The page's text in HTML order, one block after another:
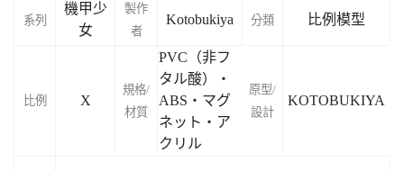
系列
機甲少
女
製作
者
Kotobukiya 分類 比例模型
比例 X
規格/
材質
PVC（非フ
タル酸）・
ABS・マグ
ネット・ア
クリル
原型/
設計
KOTOBUKIYA